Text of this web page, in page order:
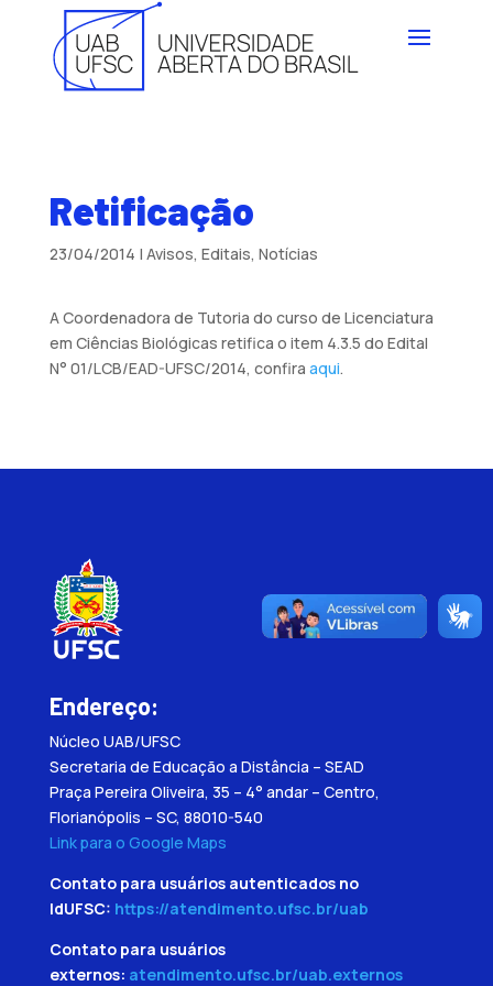
Retificação
23/04/2014 | Avisos, Editais, Notícias
A Coordenadora de Tutoria do curso de Licenciatura
em Ciências Biológicas retifica o item 4.3.5 do Edital
N° 01/LCB/EAD-UFSC/2014, confira aqui.
Endereço:
Núcleo UAB/UFSC
Secretaria de Educação a Distância – SEAD
Praça Pereira Oliveira, 35 – 4° andar – Centro,
Florianópolis – SC, 88010-540
Link para o Google Maps
Contato para usuários autenticados no
IdUFSC: https://atendimento.ufsc.br/uab
Contato para usuários
externos: atendimento.ufsc.br/uab.externos